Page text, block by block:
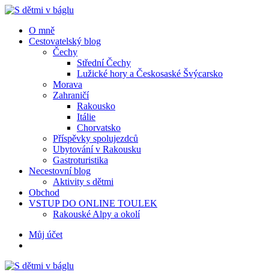
Menu
Menu
O mně
Cestovatelský blog
Čechy
Střední Čechy
Lužické hory a Českosaské Švýcarsko
Morava
Zahraničí
Rakousko
Itálie
Chorvatsko
Příspěvky spolujezdců
Ubytování v Rakousku
Gastroturistika
Necestovní blog
Aktivity s dětmi
Obchod
VSTUP DO ONLINE TOULEK
Rakouské Alpy a okolí
HledatMůj účet